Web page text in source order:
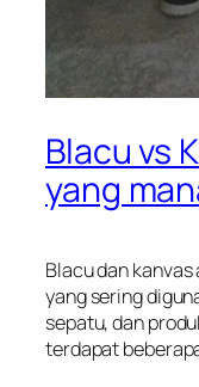
Blacu vs
yang
Blacu dan kanvas
yang sering
sepatu, dan
terdapat